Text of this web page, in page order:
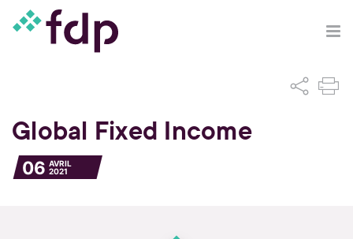
Global Fixed Income
06 AVRIL
2021